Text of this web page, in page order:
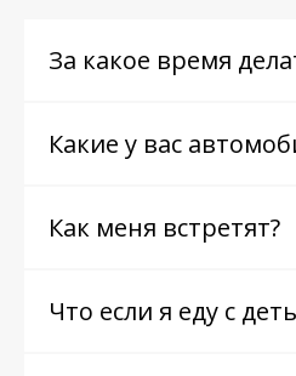
За какое время
Какие у вас
Как меня встретят?
Что если я еду с